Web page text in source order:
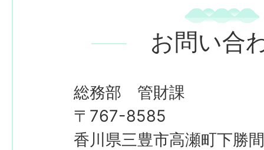
お問い合
総務部 管財課
〒767-8585
香川県三豊市高瀬町下勝